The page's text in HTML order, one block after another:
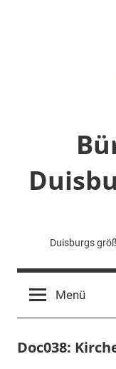
Duisburgs
Menü
Doc038: